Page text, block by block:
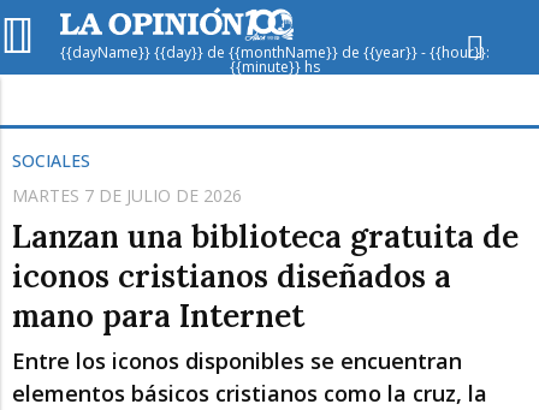
{{dayName}} {{day}} de {{monthName}} de {{year}} - {{hour}}:
{{minute}} hs
Humedad
Presión
SOCIALES
MARTES 7 DE JULIO DE 2026
Lanzan una biblioteca gratuita de
iconos cristianos diseñados a
mano para Internet
Entre los iconos disponibles se encuentran
elementos básicos cristianos como la cruz, la